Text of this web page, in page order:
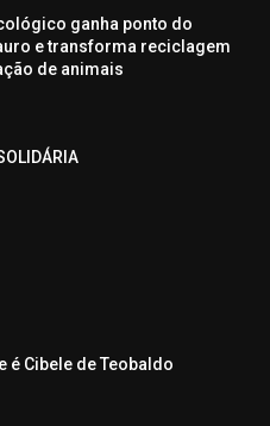
ganha ponto do
e transforma reciclagem
de animais
é Cibele de Teobaldo